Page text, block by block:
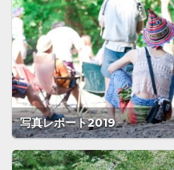
写真レポート2019